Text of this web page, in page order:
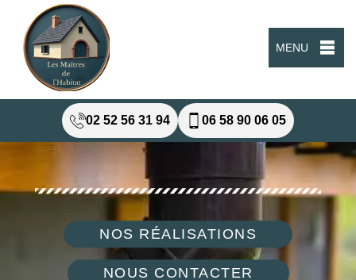
MENU
02 52 56 31 94 06 58 90 06 05
NOS RÉALISATIONS
NOUS CONTACTER